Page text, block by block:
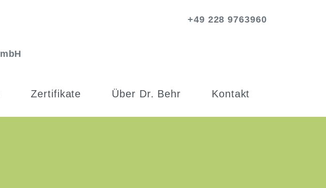
+49 228 9763960
Zertifikate Über Dr. Behr Kontakt